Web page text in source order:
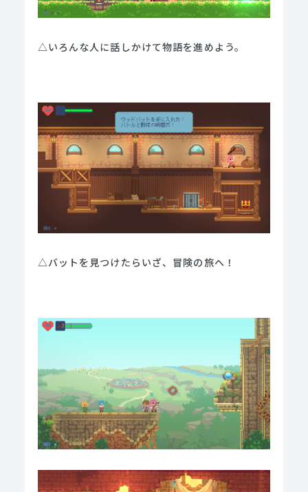
△いろんな人に話しかけて物語を進めよう。
△バットを見つけたらいざ、冒険の旅へ！